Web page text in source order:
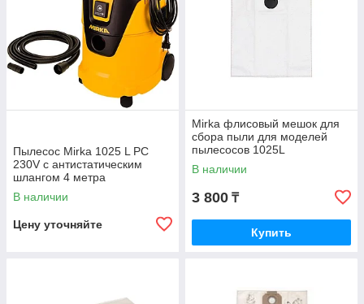
Пылесос Mirka 1025 L PC
230V с антистатическим
шлангом 4 метра
В наличии
Цену уточняйте
Mirka флисовый мешок для
сбора пыли для моделей
пылесосов 1025L
В наличии
3 800 ₸
Купить